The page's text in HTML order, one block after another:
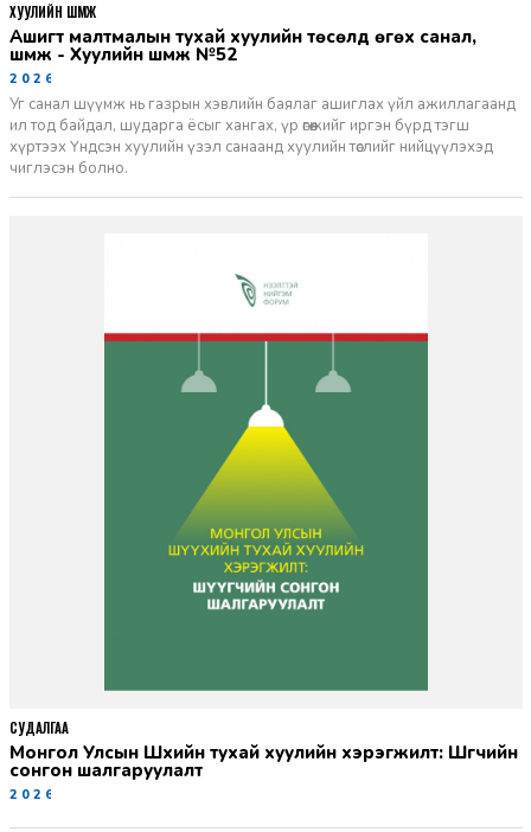
Ашигт малтмалын тухай хуулийн төсөлд өгөх санал,
шүүмж - Хуулийн шүүмж №52
2026-06-29
Уг санал шүүмж нь газрын хэвлийн баялаг ашиглах үйл ажиллагаанд
ил тод байдал, шударга ёсыг хангах, үр өгөөжийг иргэн бүрд тэгш
хүртээх Үндсэн хуулийн үзэл санаанд хуулийн төслийг нийцүүлэхэд
чиглэсэн болно.
ХУУЛИЙН ШҮҮМЖ
Монгол Улсын Шүүхийн тухай хуулийн хэрэгжилт: Шүүгчийн
сонгон шалгаруулалт
2026-06-19
СУДАЛГАА